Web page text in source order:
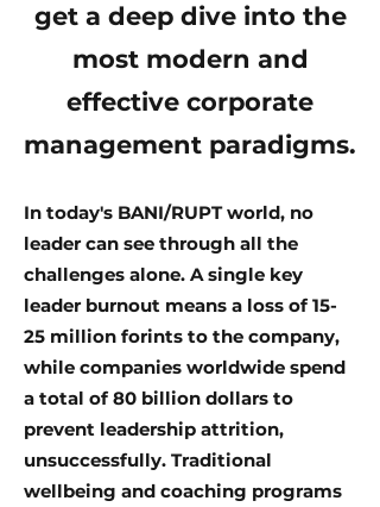
get a deep dive into the
most modern and
effective corporate
management paradigms.
In today's BANI/RUPT world, no
leader can see through all the
challenges alone. A single key
leader burnout means a loss of 15-
25 million forints to the company,
while companies worldwide spend
a total of 80 billion dollars to
prevent leadership attrition,
unsuccessfully. Traditional
wellbeing and coaching programs